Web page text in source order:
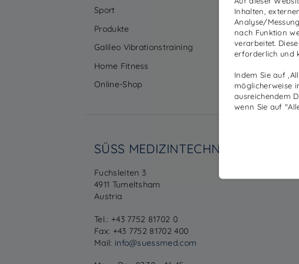
Sport
Produkte
Galileo Vibrationstraining
Home Fitness
Online-Shop
Service
SÜSS MEDIZINTECHNIK GMBH
Fuchsleiten 3
4911 Tumeltsham
Austria
Tel.: +43 7752 81702 0
Fax: +43 7752 81702 400
Mail: info@suessmed.com
Inhalten,
Analyse/
nach Funktion
verarbeitet.
erforderlich und
Indem Sie auf
möglicherweise
ausreichendem
wenn Sie auf